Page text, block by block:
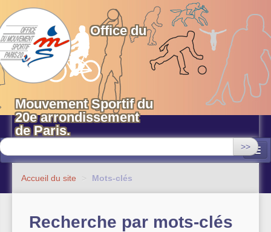
OMS 20 Paris
Office du
Mouvement Sportif du
20e arrondissement
de Paris.
>>
Equipements sportifs municipaux
OMS 20
Accueil du site > Mots-clés
Recherche par mots-clés